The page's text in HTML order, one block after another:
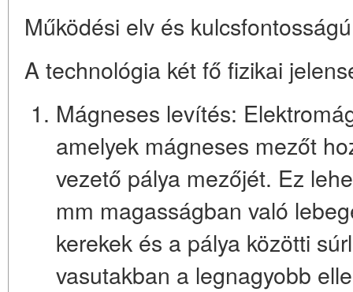
Működési elv és
A technológia két fő fizikai
Mágneses levítés:
amelyek mágneses mezőt
vezető pálya mezőjét. Ez
mm magasságban való
kerekek és a pálya közötti
vasutakban a legnagyobb